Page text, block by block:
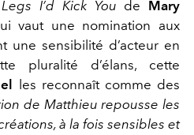
I’d Kick You de Mary
vaut une nomination aux
une sensibilité d’acteur en
pluralité d’élans, cette
les reconnaît comme des
de Matthieu repousse les
à la fois sensibles et